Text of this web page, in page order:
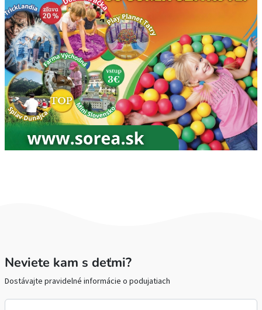
Neviete kam s deťmi?
Dostávajte pravidelné informácie o podujatiach